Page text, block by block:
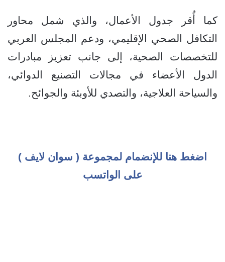
كما أُقر جدول الأعمال، والذي شمل محاور
التكافل الصحي الإقليمي، ودعم المجلس العربي
للتخصصات الصحية، إلى جانب تعزيز مبادرات
الدول الأعضاء في مجالات التصنيع الدوائي،
والسياحة العلاجية، والتصدي للأوبئة والجوائح.
اضغط هنا للإنضمام لمجموعة ( سوان لايف )
على الواتسب